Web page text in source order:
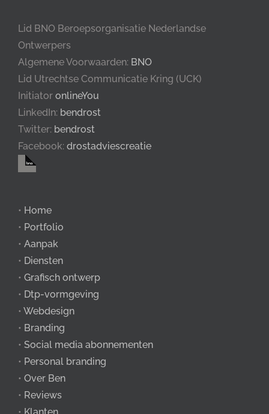
Lid BNO Beroepsorganisatie Nederlandse
Ontwerpers
Algemene Voorwaarden: BNO
Lid Utrechtse Communicatie Kring (UCK)
Initiator onlineYou
LinkedIn: bendrost
Twitter: bendrost
Facebook: drostadviescreatie
• Home
• Portfolio
• Aanpak
• Diensten
• Grafisch ontwerp
• Dtp-vormgeving
• Webdesign
• Branding
• Social media abonnementen
• Personal branding
• Over Ben
• Reviews